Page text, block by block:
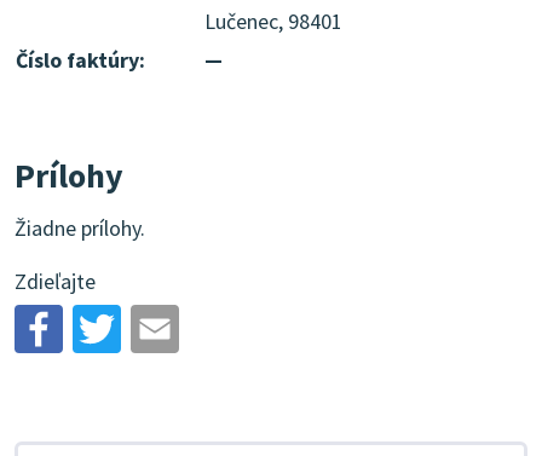
Lučenec, 98401
Číslo faktúry:
—
Prílohy
Žiadne prílohy.
Zdieľajte